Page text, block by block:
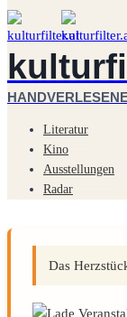
Literatur
Kino
Ausstellungen
Radar
Das